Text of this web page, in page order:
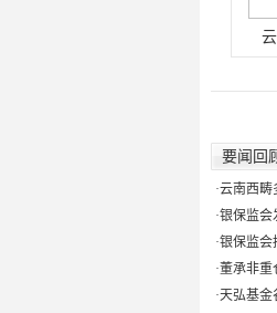
要闻回
·云南西畴
·银保监会
·银保监会
·董承非重
·天弘基金